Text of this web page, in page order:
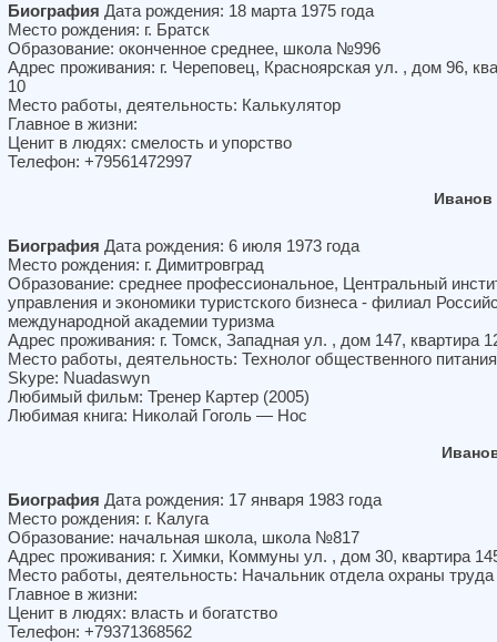
Биография Дата рождения: 18 марта 1975 года
Место рождения: г. Братск
Образование: оконченное среднее, школа №996
Адрес проживания: г. Череповец, Красноярская ул. , дом 96,
10
Место работы, деятельность: Калькулятор
Главное в жизни:
Ценит в людях: смелость и упорство
Телефон: +79561472997
Иванов
Биография Дата рождения: 6 июля 1973 года
Место рождения: г. Димитровград
Образование: среднее профессиональное, Центральный
управления и экономики туристского бизнеса - филиал
международной академии туризма
Адрес проживания: г. Томск, Западная ул. , дом 147, квартира
Место работы, деятельность: Технолог общественного питания
Skype: Nuadaswyn
Любимый фильм: Тренер Картер (2005)
Любимая книга: Николай Гоголь — Нос
Биография Дата рождения: 17 января 1983 года
Место рождения: г. Калуга
Образование: начальная школа, школа №817
Адрес проживания: г. Химки, Коммуны ул. , дом 30, квартира
Место работы, деятельность: Начальник отдела охраны труда
Главное в жизни:
Ценит в людях: власть и богатство
Телефон: +79371368562